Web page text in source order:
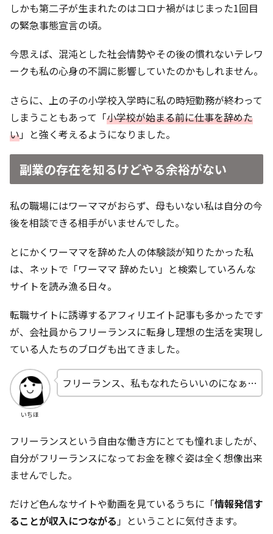
しかも第二子が生まれたのはコロナ禍がはじまった1回目
の緊急事態宣言の頃。
今思えば、混沌とした社会情勢やその後の慣れないテレワ
ークも私の心身の不調に影響していたのかもしれません。
さらに、上の子の小学校入学時に私の時短勤務が終わって
しまうこともあって「小学校が始まる前に仕事を辞めた
い」と強く考えるようになりました。
副業の存在を知るけどやる余裕がない
私の職場にはワーママがおらず、母もいない私は自分の今
後を相談できる相手がいませんでした。
とにかくワーママを辞めた人の体験談が知りたかった私
は、ネットで「ワーママ 辞めたい」と検索していろんな
サイトを読み漁る日々。
転職サイトに誘導するアフィリエイト記事も多かったです
が、会社員からフリーランスに転身し理想の生活を実現し
ている人たちのブログも出てきました。
いちほ
フリーランス、私もなれたらいいのになぁ…
フリーランスという自由な働き方にとても憧れましたが、
自分がフリーランスになってお金を稼ぐ姿は全く想像出来
ませんでした。
だけど色んなサイトや動画を見ているうちに「情報発信す
ることが収入につながる 」ということに気付きます。